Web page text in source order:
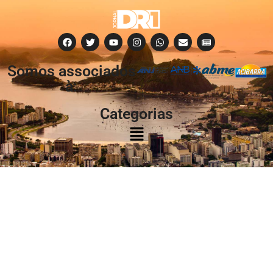
Somos associados
à:
Categorias